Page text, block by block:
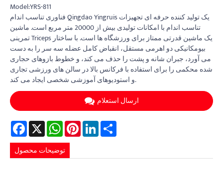
Model:YRS-811
فناوری تناسب اندام Qingdao Yingruis یک تولید کننده حرفه ای تجهیزات
تناسب اندام با امکانات تولیدی بیش از 20000 متر مربع است. ماشین
تمرینی Triceps یک ماشین قدرتی ممتاز برای ورزشگاه ها است. با ساختار
بیومکانیکی دو اهرمی مستقل، انقباض کامل عضله سه سر را به دست
می آورد، جبران شانه و پشت را حذف می کند، و خطوط بازوهای حجاری
شده محکمی را برای استفاده با فرکانس بالا در سالن های ورزشی تجاری
و استودیوهای آموزشی شخصی ایجاد می کند.
ارسال استعلام
Facebook
X WhatsAppPinterestLinkedIn
توضیحات محصول